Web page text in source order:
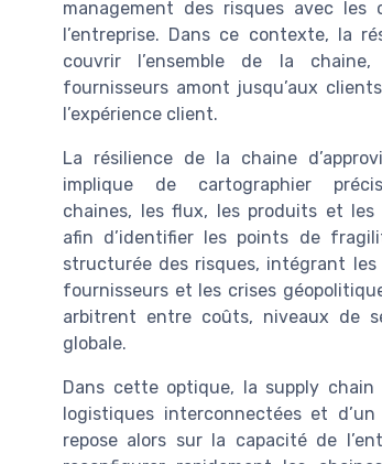
management des risques avec les
l’entreprise. Dans ce contexte, la
couvrir l’ensemble de la
fournisseurs amont jusqu’aux
l’expérience client.
La résilience de la chaine
implique de cartographier
chaines, les flux, les produits et les
afin d’identifier les points de
structurée des risques, intégrant
fournisseurs et les crises
arbitrent entre coûts, niveaux de
globale.
Dans cette optique, la supply
logistiques interconnectées et
repose alors sur la capacité de